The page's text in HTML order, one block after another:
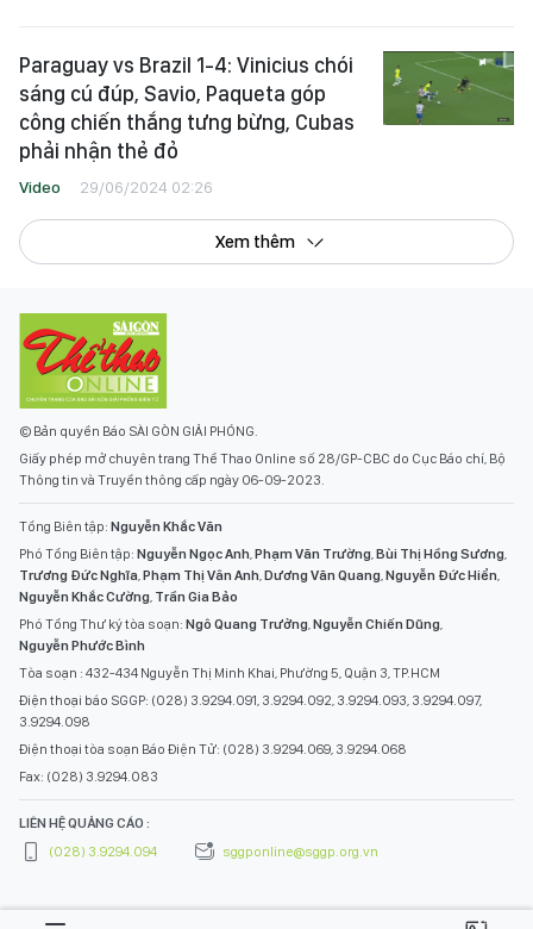
Paraguay vs Brazil 1-4: Vinicius chói
sáng cú đúp, Savio, Paqueta góp
công chiến thắng tưng bừng, Cubas
phải nhận thẻ đỏ
Video 29/06/2024 02:26
Xem thêm
© Bản quyền Báo SÀI GÒN GIẢI PHÓNG.
Giấy phép mở chuyên trang Thể Thao Online số 28/GP-CBC do Cục Báo chí, Bộ
Thông tin và Truyền thông cấp ngày 06-09-2023.
Tổng Biên tập: Nguyễn Khắc Văn
Phó Tổng Biên tập: Nguyễn Ngọc Anh,Phạm Văn Trường,Bùi Thị Hồng Sương,
Trương Đức Nghĩa,Phạm Thị Vân Anh,Dương Văn Quang,Nguyễn Đức Hiển,
Nguyễn Khắc Cường, Trần Gia Bảo
Phó Tổng Thư ký tòa soạn: Ngô Quang Trưởng,Nguyễn Chiến Dũng,
Nguyễn Phước Bình
Tòa soạn : 432-434 Nguyễn Thị Minh Khai, Phường 5, Quận 3, TP.HCM
Điện thoại báo SGGP: (028) 3.9294.091, 3.9294.092, 3.9294.093, 3.9294.097,
3.9294.098
Điện thoại tòa soạn Báo Điện Tử: (028) 3.9294.069, 3.9294.068
Fax: (028) 3.9294.083
LIÊN HỆ QUẢNG CÁO :
(028) 3.9294.094
sggponline@sggp.org.vn